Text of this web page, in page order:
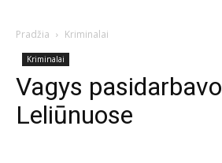
Pradžia Kriminalai
Kriminalai
Vagys pasidarbavo
Leliūnuose